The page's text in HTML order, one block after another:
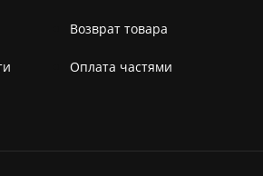
Возврат товара
Оплата частями